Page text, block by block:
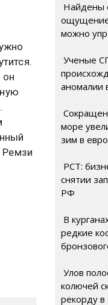
он
Ремзи
Найдены
можно
Ученые
аномалии
море
зим в
РСТ:
снятии
РФ
В
редкие
Улов
колючей
рекорду